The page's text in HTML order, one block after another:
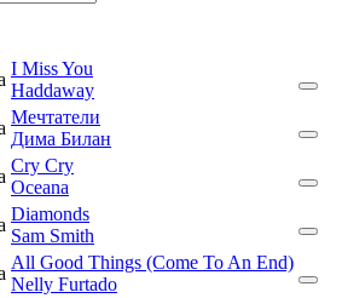
I Miss You
Haddaway
Мечтатели
Дима Билан
Cry Cry
Oceana
Diamonds
Sam Smith
All Good Things (Come To An End)
Nelly Furtado